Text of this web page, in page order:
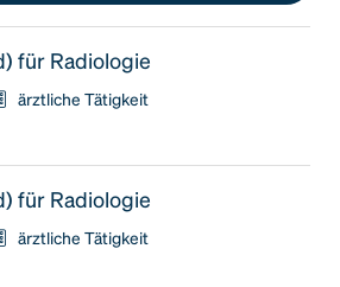
für Radiologie
ärztliche Tätigkeit
für Radiologie
ärztliche Tätigkeit